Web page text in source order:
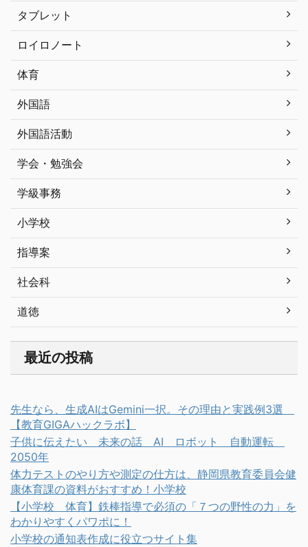
タブレット
ロイロノート
体育
外国語
外国語活動
学会・勉強会
学級事務
小学校
指導案
社会科
道徳
最近の投稿
先生なら、生成AIはGemini一択。その理由と実践例3選
【教育GIGAハックラボ】
子供に伝えたい 未来の話 AI ロボット 自動運転
2050年
体力テストのやり方や測定の仕方は、静岡県教育委員会健
康体育課の資料がおすすめ！小学校
【小学校 体育】鉄棒指導で必須の「７つの野性の力」を
わかりやすくパワポに！
小学校の通知表作成に役立つサイト集